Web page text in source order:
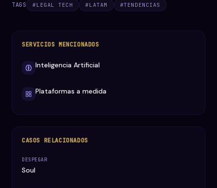
TAGS #LEGAL TECH #LATAM #TENDENCIAS
SERVICIOS MENCIONADOS
Inteligencia Artificial
Plataformas a medida
CASOS RELACIONADOS
DESPEGAR
Soul